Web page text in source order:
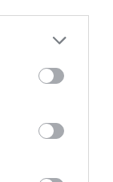
more Google
may click to
party tags to
below Google